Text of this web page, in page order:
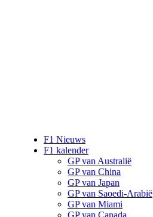
F1 Nieuws
F1 kalender
GP van Australië
GP van China
GP van Japan
GP van Saoedi-Arabië
GP van Miami
GP van Canada